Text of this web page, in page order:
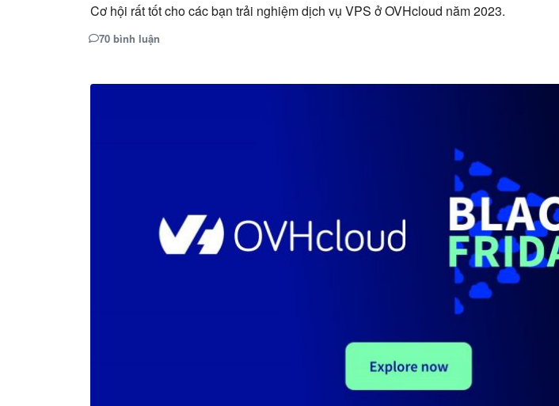
Cơ hội rất tốt cho các bạn trải nghiệm dịch vụ VPS ở OVHcloud năm 2023.
70 bình luận